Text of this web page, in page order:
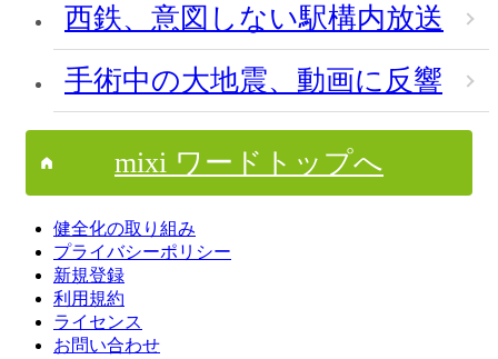
西鉄、意図しない駅構内放送
手術中の大地震、動画に反響
mixi ワードトップへ
健全化の取り組み
プライバシーポリシー
新規登録
利用規約
ライセンス
お問い合わせ